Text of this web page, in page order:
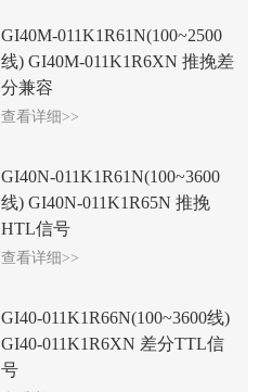
GI40M-011K1R61N(100~2500
线) GI40M-011K1R6XN 推挽差
分兼容
查看详细>>
GI40N-011K1R61N(100~3600
线) GI40N-011K1R65N 推挽
HTL信号
查看详细>>
GI40-011K1R66N(100~3600线)
GI40-011K1R6XN 差分TTL信
号